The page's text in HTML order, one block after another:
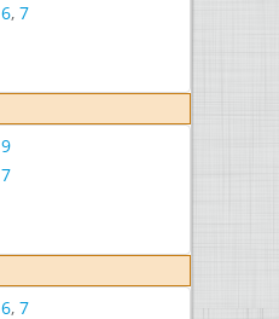
6, 7
9
7
6, 7